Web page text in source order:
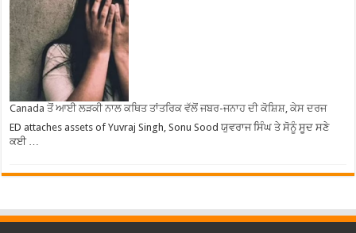
Canada ਤੋਂ ਆਈ ਲੜਕੀ ਨਾਲ ਕਥਿਤ ਤਾਂਤਰਿਕ ਵੱਲੋਂ ਜਬਰ-ਜਨਾਹ ਦੀ ਕੋਸ਼ਿਸ਼, ਕੇਸ ਦਰਜ
ED attaches assets of Yuvraj Singh, Sonu Sood ਯੁਵਰਾਜ ਸਿੰਘ ਤੇ ਸੋਨੂੰ ਸੂਦ ਸਣੇ
ਕਈ …